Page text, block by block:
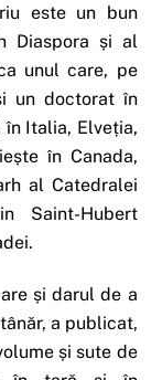
este un bun
Diaspora și al
unul care, pe
un doctorat în
Italia, Elveția,
în Canada,
al Catedralei
Saint-Hubert
și darul de a
a publicat,
și sute de